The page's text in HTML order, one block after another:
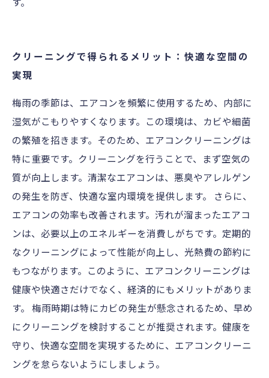
クリーニングで得られるメリット：快適な空間の
実現
梅雨の季節は、エアコンを頻繁に使用するため、内部に
湿気がこもりやすくなります。この環境は、カビや細菌
の繁殖を招きます。そのため、エアコンクリーニングは
特に重要です。クリーニングを行うことで、まず空気の
質が向上します。清潔なエアコンは、悪臭やアレルゲン
の発生を防ぎ、快適な室内環境を提供します。 さらに、
エアコンの効率も改善されます。汚れが溜まったエアコ
ンは、必要以上のエネルギーを消費しがちです。定期的
なクリーニングによって性能が向上し、光熱費の節約に
もつながります。このように、エアコンクリーニングは
健康や快適さだけでなく、経済的にもメリットがありま
す。 梅雨時期は特にカビの発生が懸念されるため、早め
にクリーニングを検討することが推奨されます。健康を
守り、快適な空間を実現するために、エアコンクリーニ
ングを怠らないようにしましょう。